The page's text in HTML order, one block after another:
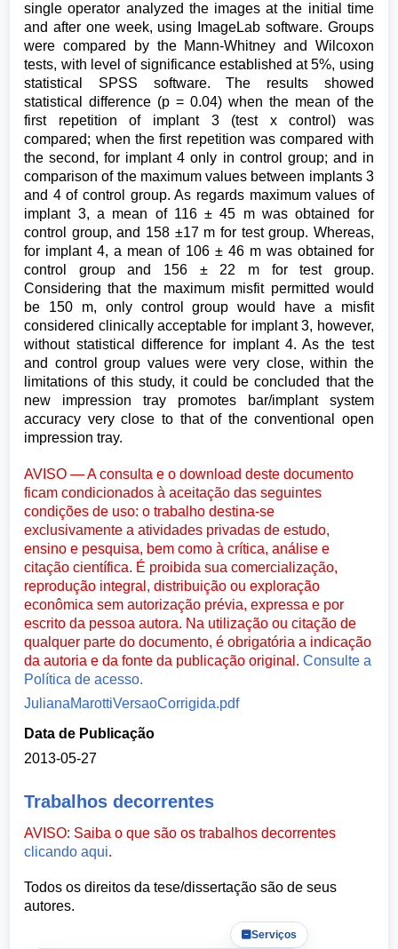
single operator analyzed the images at the initial time
and after one week, using ImageLab software. Groups
were compared by the Mann-Whitney and Wilcoxon
tests, with level of significance established at 5%, using
statistical SPSS software. The results showed
statistical difference (p = 0.04) when the mean of the
first repetition of implant 3 (test x control) was
compared; when the first repetition was compared with
the second, for implant 4 only in control group; and in
comparison of the maximum values between implants 3
and 4 of control group. As regards maximum values of
implant 3, a mean of 116 ± 45 m was obtained for
control group, and 158 ±17 m for test group. Whereas,
for implant 4, a mean of 106 ± 46 m was obtained for
control group and 156 ± 22 m for test group.
Considering that the maximum misfit permitted would
be 150 m, only control group would have a misfit
considered clinically acceptable for implant 3, however,
without statistical difference for implant 4. As the test
and control group values were very close, within the
limitations of this study, it could be concluded that the
new impression tray promotes bar/implant system
accuracy very close to that of the conventional open
impression tray.
AVISO — A consulta e o download deste documento
ficam condicionados à aceitação das seguintes
condições de uso: o trabalho destina-se
exclusivamente a atividades privadas de estudo,
ensino e pesquisa, bem como à crítica, análise e
citação científica. É proibida sua comercialização,
reprodução integral, distribuição ou exploração
econômica sem autorização prévia, expressa e por
escrito da pessoa autora. Na utilização ou citação de
qualquer parte do documento, é obrigatória a indicação
da autoria e da fonte da publicação original.Consulte a
Política de acesso.
JulianaMarottiVersaoCorrigida.pdf
Data de Publicação
2013-05-27
Trabalhos decorrentes
AVISO: Saiba o que são os trabalhos decorrentes
clicando aqui.
Todos os direitos da tese/dissertação são de seus
autores.
Serviços